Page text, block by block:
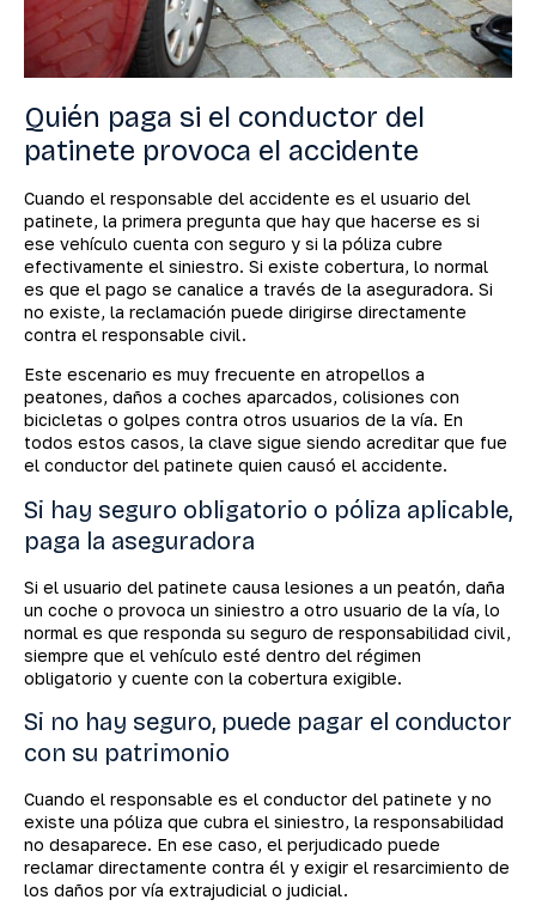
Quién paga si el conductor del
patinete provoca el accidente
Cuando el responsable del accidente es el usuario del
patinete, la primera pregunta que hay que hacerse es si
ese vehículo cuenta con seguro y si la póliza cubre
efectivamente el siniestro. Si existe cobertura, lo normal
es que el pago se canalice a través de la aseguradora. Si
no existe, la reclamación puede dirigirse directamente
contra el responsable civil.
Este escenario es muy frecuente en atropellos a
peatones, daños a coches aparcados, colisiones con
bicicletas o golpes contra otros usuarios de la vía. En
todos estos casos, la clave sigue siendo acreditar que fue
el conductor del patinete quien causó el accidente.
Si hay seguro obligatorio o póliza aplicable,
paga la aseguradora
Si el usuario del patinete causa lesiones a un peatón, daña
un coche o provoca un siniestro a otro usuario de la vía, lo
normal es que responda su seguro de responsabilidad civil,
siempre que el vehículo esté dentro del régimen
obligatorio y cuente con la cobertura exigible.
Si no hay seguro, puede pagar el conductor
con su patrimonio
Cuando el responsable es el conductor del patinete y no
existe una póliza que cubra el siniestro, la responsabilidad
no desaparece. En ese caso, el perjudicado puede
reclamar directamente contra él y exigir el resarcimiento de
los daños por vía extrajudicial o judicial.